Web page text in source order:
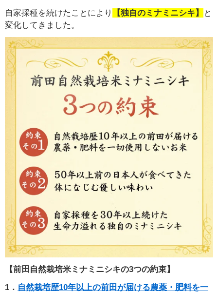
自家採種を続けたことにより
【独自のミナミニシキ】
と
変化してきました。
【前田自然栽培米ミナミニシキの3つの約束】
1． 自然栽培歴10年以上の前田が届ける農薬・肥料を一